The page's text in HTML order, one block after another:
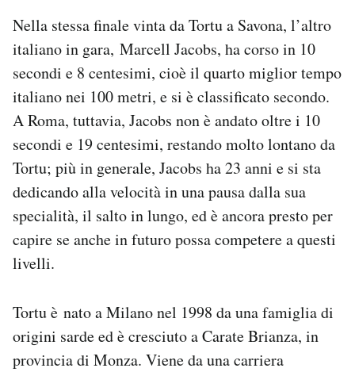
Nella stessa finale vinta da Tortu a Savona, l’altro
italiano in gara, Marcell Jacobs, ha corso in 10
secondi e 8 centesimi, cioè il quarto miglior tempo
italiano nei 100 metri, e si è classificato secondo.
A Roma, tuttavia, Jacobs non è andato oltre i 10
secondi e 19 centesimi, restando molto lontano da
Tortu; più in generale, Jacobs ha 23 anni e si sta
dedicando alla velocità in una pausa dalla sua
specialità, il salto in lungo, ed è ancora presto per
capire se anche in futuro possa competere a questi
livelli.
Tortu è nato a Milano nel 1998 da una famiglia di
origini sarde ed è cresciuto a Carate Brianza, in
provincia di Monza. Viene da una carriera